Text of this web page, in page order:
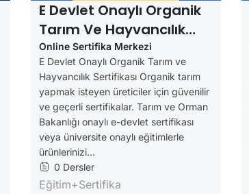
E Devlet Onaylı Organik
Tarım Ve Hayvancılık
Sertifikası
Online Sertifika Merkezi
E Devlet Onaylı Organik Tarım ve
Hayvancılık Sertifikası Organik tarım
yapmak isteyen üreticiler için güvenilir
ve geçerli sertifikalar. Tarım ve Orman
Bakanlığı onaylı e-devlet sertifikası
veya üniversite onaylı eğitimlerle
ürünlerinizi...
0 Dersler
Eğitim+Sertifika